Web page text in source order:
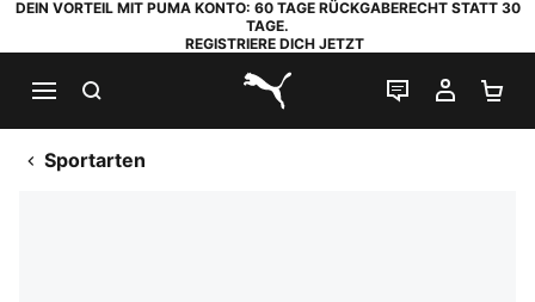
DEIN VORTEIL MIT PUMA KONTO: 60 TAGE RÜCKGABERECHT STATT 30
TAGE.
REGISTRIERE DICH JETZT
PUMA.com
LIVE-CHAT
MEIN
Sportarten